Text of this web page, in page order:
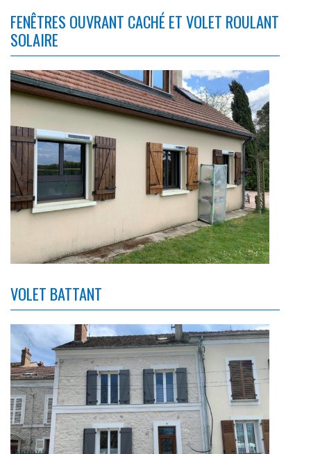
FENÊTRES OUVRANT CACHÉ ET VOLET ROULANT
SOLAIRE
VOLET BATTANT